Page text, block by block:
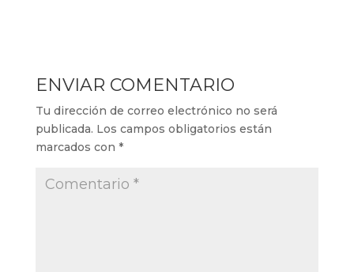
ENVIAR COMENTARIO
Tu dirección de correo electrónico no será
publicada. Los campos obligatorios están
marcados con *